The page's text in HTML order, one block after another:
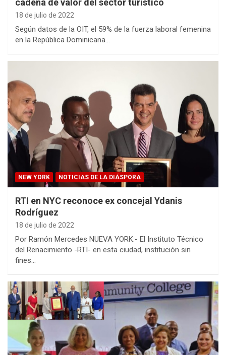
cadena de valor del sector turístico
18 de julio de 2022
Según datos de la OIT, el 59% de la fuerza laboral femenina
en la República Dominicana…
NEW YORK NOTICIAS DE LA DIÁSPORA
RTI en NYC reconoce ex concejal Ydanis
Rodríguez
18 de julio de 2022
Por Ramón Mercedes NUEVA YORK.- El Instituto Técnico
del Renacimiento -RTI- en esta ciudad, institución sin
fines…